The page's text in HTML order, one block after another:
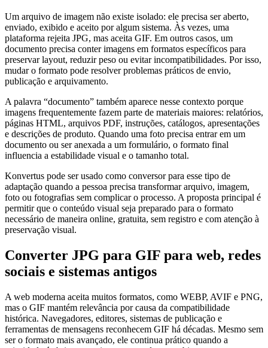
Um arquivo de imagem não existe isolado: ele precisa ser aberto,
enviado, exibido e aceito por algum sistema. Às vezes, uma
plataforma rejeita JPG, mas aceita GIF. Em outros casos, um
documento precisa conter imagens em formatos específicos para
preservar layout, reduzir peso ou evitar incompatibilidades. Por isso,
mudar o formato pode resolver problemas práticos de envio,
publicação e arquivamento.
A palavra “documento” também aparece nesse contexto porque
imagens frequentemente fazem parte de materiais maiores: relatórios,
páginas HTML, arquivos PDF, instruções, catálogos, apresentações
e descrições de produto. Quando uma foto precisa entrar em um
documento ou ser anexada a um formulário, o formato final
influencia a estabilidade visual e o tamanho total.
Konvertus pode ser usado como conversor para esse tipo de
adaptação quando a pessoa precisa transformar arquivo, imagem,
foto ou fotografias sem complicar o processo. A proposta principal é
permitir que o conteúdo visual seja preparado para o formato
necessário de maneira online, gratuita, sem registro e com atenção à
preservação visual.
Converter JPG para GIF para web, redes
sociais e sistemas antigos
A web moderna aceita muitos formatos, como WEBP, AVIF e PNG,
mas o GIF mantém relevância por causa da compatibilidade
histórica. Navegadores, editores, sistemas de publicação e
ferramentas de mensagens reconhecem GIF há décadas. Mesmo sem
ser o formato mais avançado, ele continua prático quando a